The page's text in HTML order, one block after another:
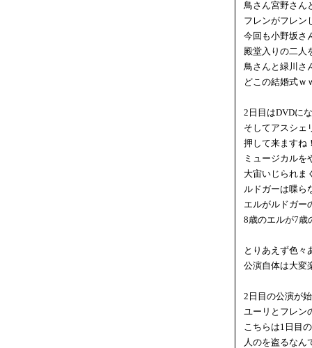
鳥さん宮野さん
フレンがフレン
今回も小野坂さ
殿堂入りの二人
鳥さんと緑川さ
どこの結婚式ｗ
2日目はDVDに
そしてアスシェ
押して来ますね
ミュージカルを
大宙いじられま
ルドガーは喋ら
エルがルドガー
8歳のエルが7歳
とりあえず色々
公演自体は大変
2日目の公演が
ユーリとフレン
こちらは1日目
人のを盗るなん